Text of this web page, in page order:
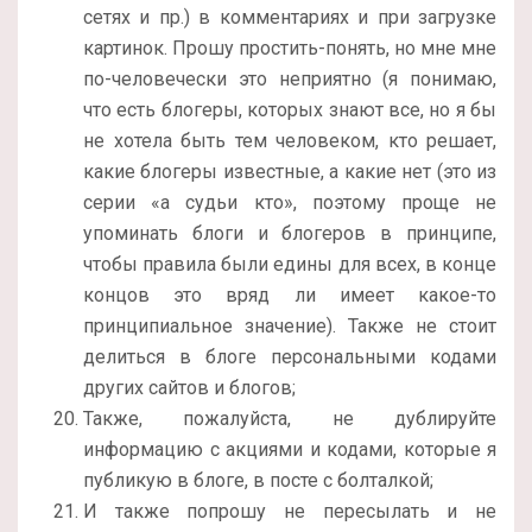
сетях и пр.) в комментариях и при загрузке
картинок. Прошу простить-понять, но мне мне
по-человечески это неприятно (я понимаю,
что есть блогеры, которых знают все, но я бы
не хотела быть тем человеком, кто решает,
какие блогеры известные, а какие нет (это из
серии «а судьи кто», поэтому проще не
упоминать блоги и блогеров в принципе,
чтобы правила были едины для всех, в конце
концов это вряд ли имеет какое-то
принципиальное значение). Также не стоит
делиться в блоге персональными кодами
других сайтов и блогов;
Также, пожалуйста, не дублируйте
информацию с акциями и кодами, которые я
публикую в блоге, в посте с болталкой;
И также попрошу не пересылать и не